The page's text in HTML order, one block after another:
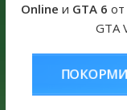
Online и GTA 6 от
GTA
(ДОНАТ)